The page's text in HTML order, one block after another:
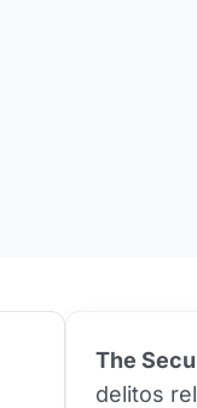
The
delitos